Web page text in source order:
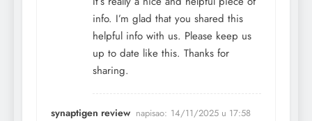
info. I’m glad that you shared this
helpful info with us. Please keep us
up to date like this. Thanks for
sharing.
synaptigen review napisao: 14/11/2025 u 17:58